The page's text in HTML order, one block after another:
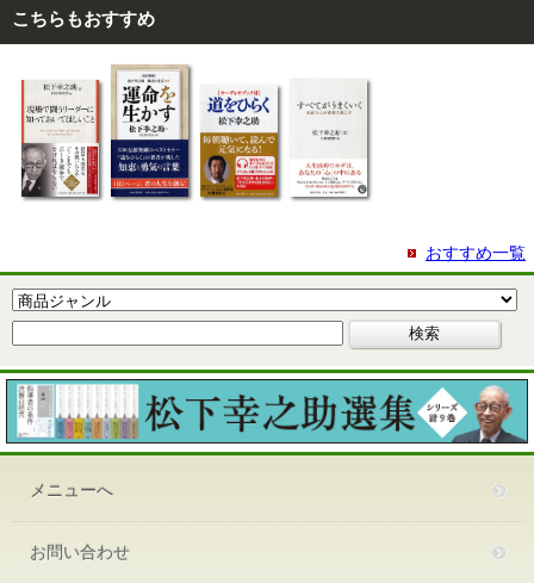
こちらもおすすめ
おすすめ一覧
メニューへ
お問い合わせ